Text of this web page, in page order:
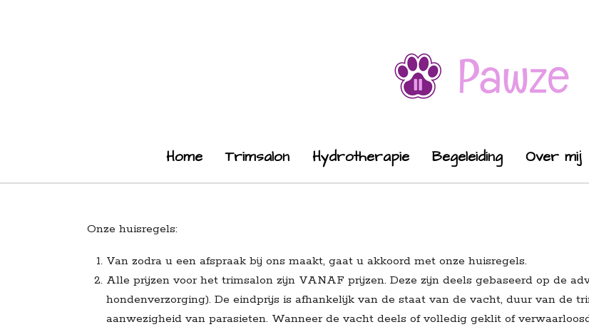
Home Trimsalon Hydrotherapie Begeleiding Over mij
Onze huisregels:
Van zodra u een afspraak bij ons maakt, gaat u akkoord met onze huisregels.
Alle prijzen voor het trimsalon zijn VANAF prijzen. Deze zijn deels gebaseerd op de
hondenverzorging). De eindprijs is afhankelijk van de staat van de vacht, duur van de
aanwezigheid van parasieten. Wanneer de vacht deels of volledig geklit of